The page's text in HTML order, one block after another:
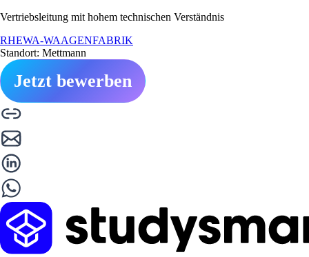
Vertriebsleitung mit hohem technischen Verständnis
RHEWA-WAAGENFABRIK
Standort: Mettmann
Jetzt bewerben